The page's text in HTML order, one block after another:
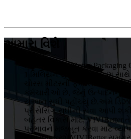
અમારા વિશે
HuiZhou VIVIBetter Packaging
1 મિલિયન યુઆનના રોકાણ સાથે
ચોરસ મીટરની ફેક્ટરીમાં 5
કર્મચારીઓ છે, જેનું ઉત્પાદનનું
યુઆન સુધી પહોંચ્યું છે.અમે
પ્રોસેસિંગ સુધીની સેવા આપી
બહેતર વિકાસ માટે, VIVIBetter
પ્રભાવને મજબૂત કરવા માટે